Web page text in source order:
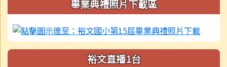
畢業典禮照片下載區
裕文直播1台